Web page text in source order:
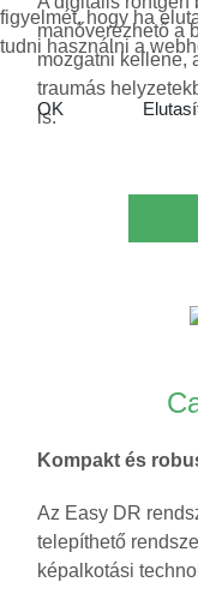
manőverezhető a
mozgatni kellene,
traumás
is.
Kompakt és
Az Easy DR
telepíthető
képalkotási
figyelmét, hogy ha
tudni használni a
OK